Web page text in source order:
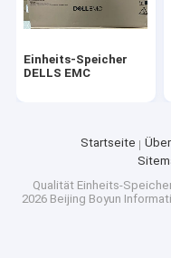
Einheits-Speicher
DELLS EMC
Startseite
Qualität Einheits-
2026 Beijing Boyun